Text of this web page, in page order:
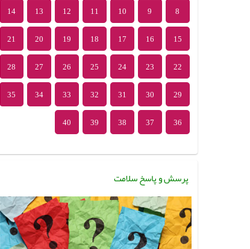
8
9
10
11
12
13
14
15
16
17
18
19
20
21
22
23
24
25
26
27
28
29
30
31
32
33
34
35
36
37
38
39
40
پرسش و پاسخ سلامت